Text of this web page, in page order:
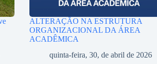
ALTERAÇÃO NA ESTRUTURA
ORGANIZACIONAL DA ÁREA
ACADÊMICA
quinta-feira, 30, de abril de 2026